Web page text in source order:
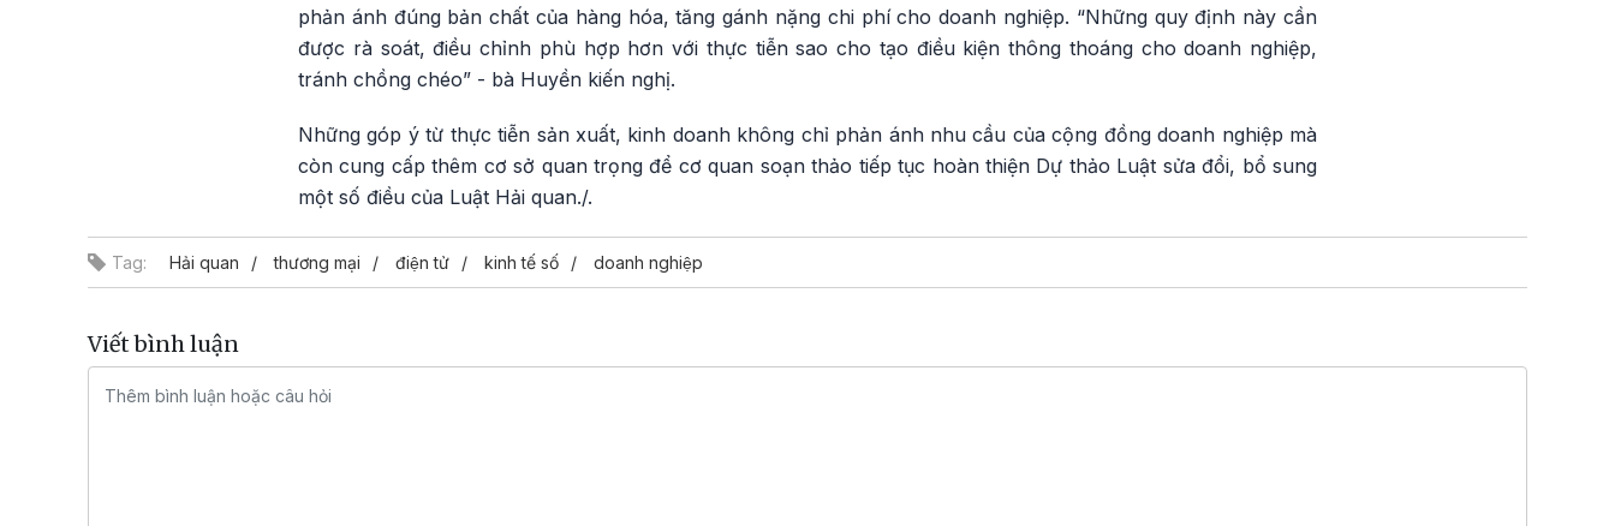
phản ánh đúng bản chất của hàng hóa, tăng gánh nặng chi phí cho doanh nghiệp. “Những quy định này cần
được rà soát, điều chỉnh phù hợp hơn với thực tiễn sao cho tạo điều kiện thông thoáng cho doanh nghiệp,
tránh chồng chéo” - bà Huyền kiến nghị.
Những góp ý từ thực tiễn sản xuất, kinh doanh không chỉ phản ánh nhu cầu của cộng đồng doanh nghiệp mà
còn cung cấp thêm cơ sở quan trọng để cơ quan soạn thảo tiếp tục hoàn thiện Dự thảo Luật sửa đổi, bổ sung
một số điều của Luật Hải quan./.
Tag: Hải quan thương mại điện tử kinh tế số doanh nghiệp
Viết bình luận